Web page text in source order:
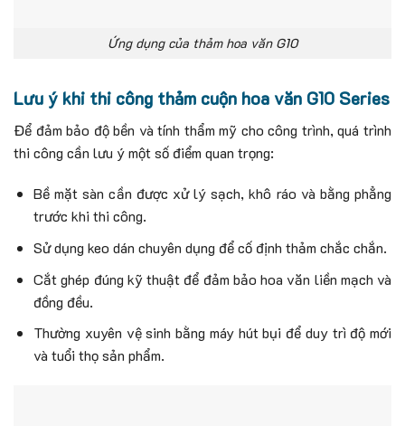
Ứng dụng của thảm hoa văn G10
Lưu ý khi thi công thảm cuộn hoa văn G10 Series
Để đảm bảo độ bền và tính thẩm mỹ cho công trình, quá trình
thi công cần lưu ý một số điểm quan trọng:
Bề mặt sàn cần được xử lý sạch, khô ráo và bằng phẳng
trước khi thi công.
Sử dụng keo dán chuyên dụng để cố định thảm chắc chắn.
Cắt ghép đúng kỹ thuật để đảm bảo hoa văn liền mạch và
đồng đều.
Thường xuyên vệ sinh bằng máy hút bụi để duy trì độ mới
và tuổi thọ sản phẩm.